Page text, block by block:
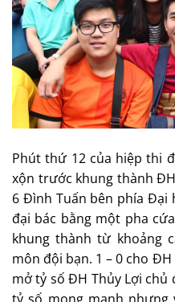
Phút thứ 12 của hiệp thi
xộn trước khung thành
6 Đình Tuấn bên phía Đại
đại bác bằng một pha
khung thành từ khoảng
môn đội bạn. 1 – 0 cho
mở tỷ số ĐH Thủy Lợi chủ